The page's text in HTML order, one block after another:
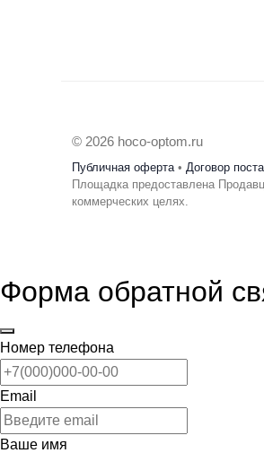
© 2026 hoco-optom.ru
Публичная оферта • Договор
Площадка предоставлена
коммерческих целях.
Форма обратной
Номер телефона
Email
Ваше имя